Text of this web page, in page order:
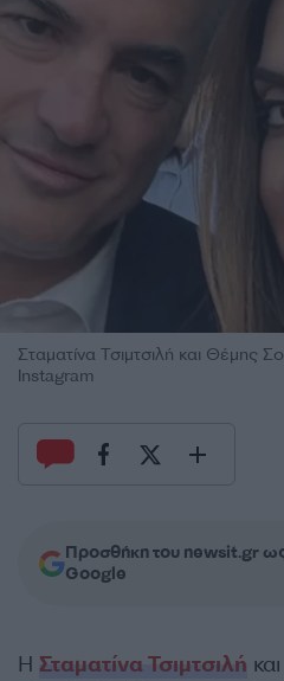
Σταματίνα Τσιμτσιλή και Θέμης
Instagram
Προσθήκη του newsit.gr ως
Google
Η Σταματίνα Τσιμτσιλή